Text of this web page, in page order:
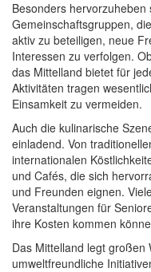
Besonders
Gemeinschaftsgruppen,
aktiv zu beteiligen, neue
Interessen zu verfolgen.
das Mittelland bietet für
Aktivitäten tragen
Einsamkeit zu vermeiden.
Auch die kulinarische
einladend. Von
internationalen
und Cafés, die sich
und Freunden eignen.
Veranstaltungen für
ihre Kosten kommen
Das Mittelland legt großen
umweltfreundliche